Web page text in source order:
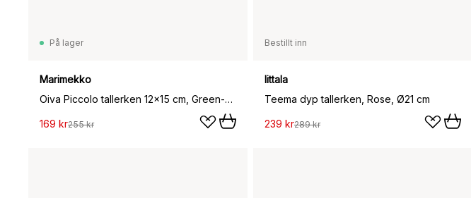
På lager
Marimekko
Oiva Piccolo tallerken 12x15 cm, Green-pink
169 kr255 kr
Bestillt inn
Iittala
Teema dyp tallerken, Rose, Ø21 cm
239 kr289 kr